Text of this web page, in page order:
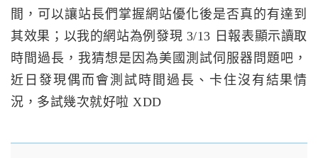
間，可以讓站長們掌握網站優化後是否真的有達到
其效果；以我的網站為例發現 3/13 日報表顯示讀取
時間過長，我猜想是因為美國測試伺服器問題吧，
近日發現偶而會測試時間過長、卡住沒有結果情
況，多試幾次就好啦 XDD